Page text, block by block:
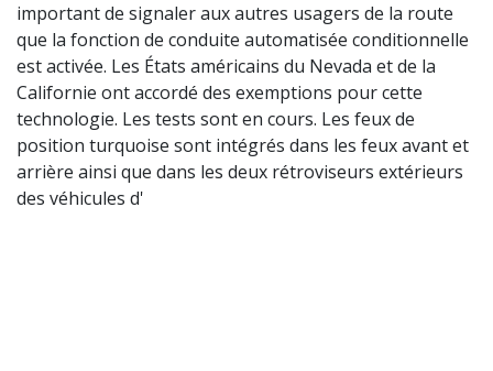
important de signaler aux autres usagers de la route
que la fonction de conduite automatisée conditionnelle
est activée. Les États américains du Nevada et de la
Californie ont accordé des exemptions pour cette
technologie. Les tests sont en cours. Les feux de
position turquoise sont intégrés dans les feux avant et
arrière ainsi que dans les deux rétroviseurs extérieurs
des véhicules d'